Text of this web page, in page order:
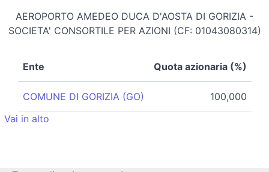
AEROPORTO AMEDEO DUCA D'AOSTA DI GORIZIA -
SOCIETA' CONSORTILE PER AZIONI (CF: 01043080314)
Ente Quota azionaria (%)
COMUNE DI GORIZIA (GO)
100,000
Vai in alto